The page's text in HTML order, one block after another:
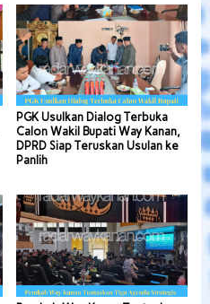
PGK Usulkan Dialog Terbuka
Calon Wakil Bupati Way Kanan,
DPRD Siap Teruskan Usulan ke
Panlih